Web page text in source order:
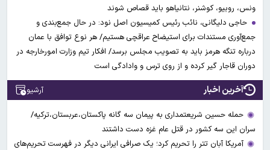
ونس، روبیو، کوشنر، نتانیاهو باید قصاص شوند
حاجی دلیگانی، نائب رئیس کمیسیون اصل نود: در حال جمع‌بندی و
جمع‌آوری مستندات برای استیضاح عراقچی هستیم/ هر نوع توافق با عمان
درباره تنگه هرمز باید به تصویب مجلس برسد/ افکار تیم وزارت امورخارجه در
دوران قاجار گیر کرده و از روی ترس و وادادگی است
آخرین اخبار آرشیو
حمله حسین شریعتمداری به پیمان سه گانه پاکستان،عربستان،ترکیه/
سران این سه کشور در قتل عام غزه دست داشتند
آمریکا آبان تتر را تحریم کرد؛ یک صرافی ایرانی دیگر در فهرست تحریم‌های